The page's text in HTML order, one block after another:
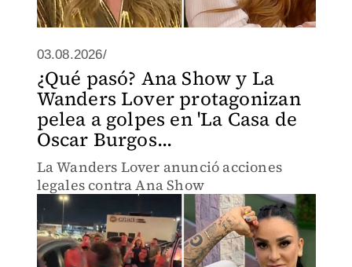
03.08.2026/
¿Qué pasó? Ana Show y La
Wanders Lover protagonizan
pelea a golpes en 'La Casa de
Oscar Burgos...
La Wanders Lover anunció acciones
legales contra Ana Show